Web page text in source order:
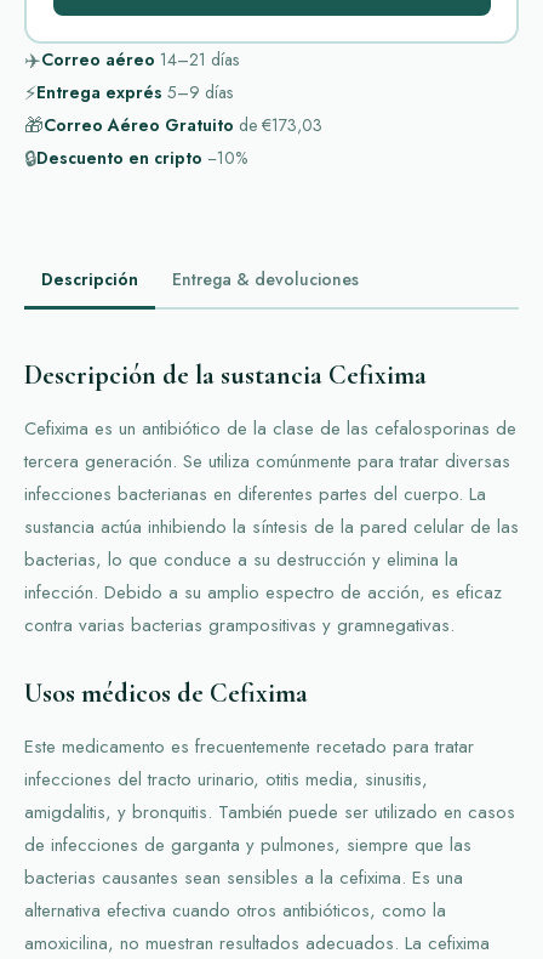
✈️Correo aéreo 14–21 días
⚡Entrega exprés 5–9 días
🎁Correo Aéreo Gratuito de €173,03
🔒Descuento en cripto −10%
Descripción Entrega & devoluciones
Descripción de la sustancia Cefixima
Cefixima es un antibiótico de la clase de las cefalosporinas de
tercera generación. Se utiliza comúnmente para tratar diversas
infecciones bacterianas en diferentes partes del cuerpo. La
sustancia actúa inhibiendo la síntesis de la pared celular de las
bacterias, lo que conduce a su destrucción y elimina la
infección. Debido a su amplio espectro de acción, es eficaz
contra varias bacterias grampositivas y gramnegativas.
Usos médicos de Cefixima
Este medicamento es frecuentemente recetado para tratar
infecciones del tracto urinario, otitis media, sinusitis,
amigdalitis, y bronquitis. También puede ser utilizado en casos
de infecciones de garganta y pulmones, siempre que las
bacterias causantes sean sensibles a la cefixima. Es una
alternativa efectiva cuando otros antibióticos, como la
amoxicilina, no muestran resultados adecuados. La cefixima